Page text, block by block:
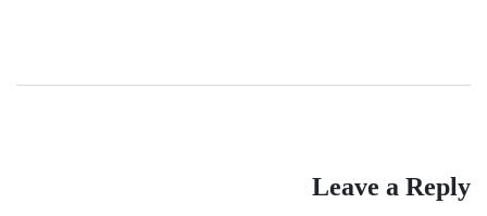
Leave a Reply